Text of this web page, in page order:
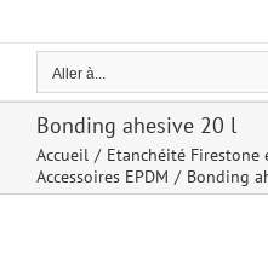
Aller à...
Bonding ahesive 20 l
Accueil
Etanchéité Firestone
Accessoires EPDM
Bonding